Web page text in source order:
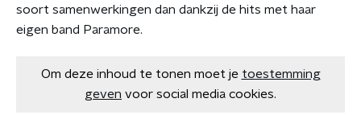
soort samenwerkingen dan dankzij de hits met haar
eigen band Paramore.
Om deze inhoud te tonen moet je toestemming
geven voor social media cookies.